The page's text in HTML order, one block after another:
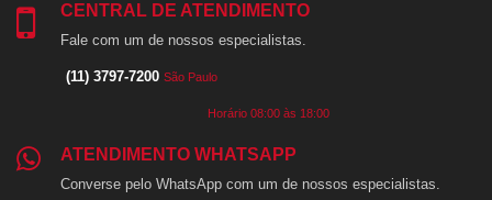
CENTRAL DE ATENDIMENTO
Fale com um de nossos especialistas.
(11) 3797-7200 São Paulo
Horário 08:00 às 18:00
ATENDIMENTO WHATSAPP
Converse pelo WhatsApp com um de nossos especialistas.